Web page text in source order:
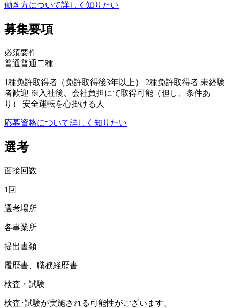
働き方について詳しく知りたい
募集要項
必須要件
普通普通二種
1種免許取得者（免許取得後3年以上） 2種免許取得者 未経験
者歓迎 ※入社後、会社負担にて取得可能（但し、条件あ
り） 安全運転を心掛ける人
応募資格について詳しく知りたい
選考
面接回数
1回
選考場所
各事業所
提出書類
履歴書、職務経歴書
検査・試験
検査･試験が実施される可能性がございます。